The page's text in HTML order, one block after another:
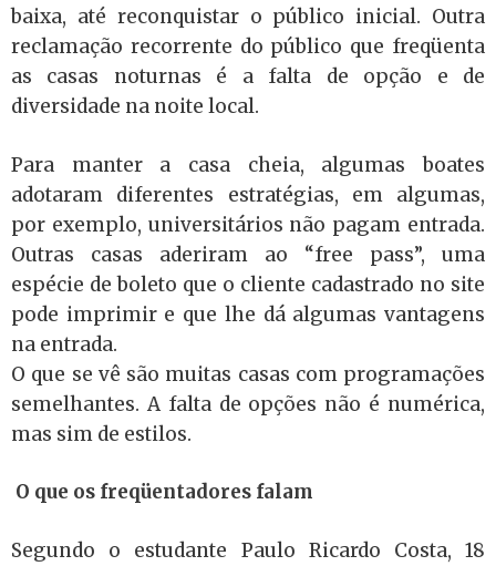
baixa, até reconquistar o público inicial. Outra
reclamação recorrente do público que freqüenta
as casas noturnas é a falta de opção e de
diversidade na noite local.
Para manter a casa cheia, algumas boates
adotaram diferentes estratégias, em algumas,
por exemplo, universitários não pagam entrada.
Outras casas aderiram ao “free pass”, uma
espécie de boleto que o cliente cadastrado no site
pode imprimir e que lhe dá algumas vantagens
na entrada.
O que se vê são muitas casas com programações
semelhantes. A falta de opções não é numérica,
mas sim de estilos.
O que os freqüentadores falam
Segundo o estudante Paulo Ricardo Costa, 18